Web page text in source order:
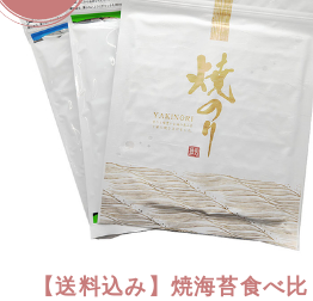
【送料込み】焼海苔食べ比